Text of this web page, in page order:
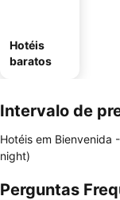
Hotéis
baratos
Intervalo de
Hotéis em Bienvenida -
night)
Perguntas